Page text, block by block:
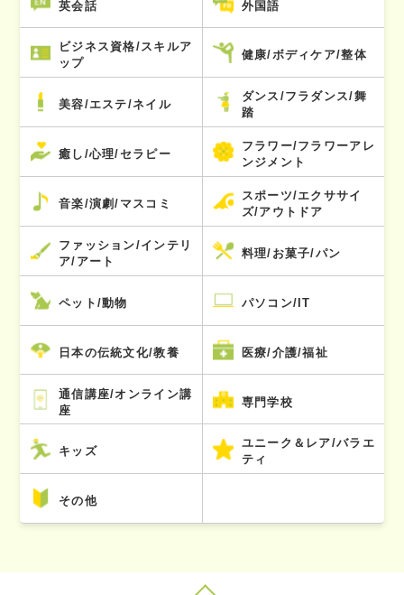
英会話 外国語
ビジネス資格/スキルア
ップ
健康/ボディケア/整体
美容/エステ/ネイル
ダンス/フラダンス/舞
踏
癒し/心理/セラピー
フラワー/フラワーアレ
ンジメント
音楽/演劇/マスコミ
スポーツ/エクササイ
ズ/アウトドア
ファッション/インテリ
ア/アート
料理/お菓子/パン
ペット/動物 パソコン/IT
日本の伝統文化/教養 医療/介護/福祉
通信講座/オンライン講
座
専門学校
キッズ
ユニーク＆レア/バラエ
ティ
その他